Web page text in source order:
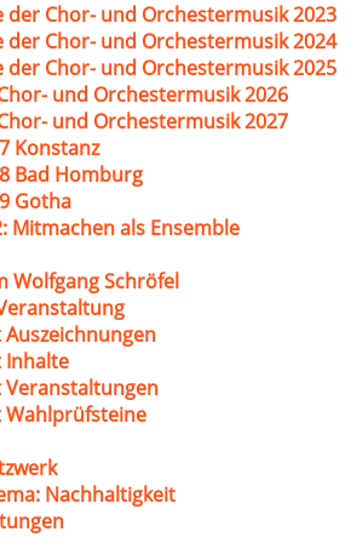
der Chor- und Orchestermusik 2023
der Chor- und Orchestermusik 2024
der Chor- und Orchestermusik 2025
und Orchestermusik 2026
und Orchestermusik 2027
Konstanz
Bad Homburg
Gotha
Mitmachen als Ensemble
Wolfgang Schröfel
Inhalte
Veranstaltungen
Wahlprüfsteine
Nachhaltigkeit